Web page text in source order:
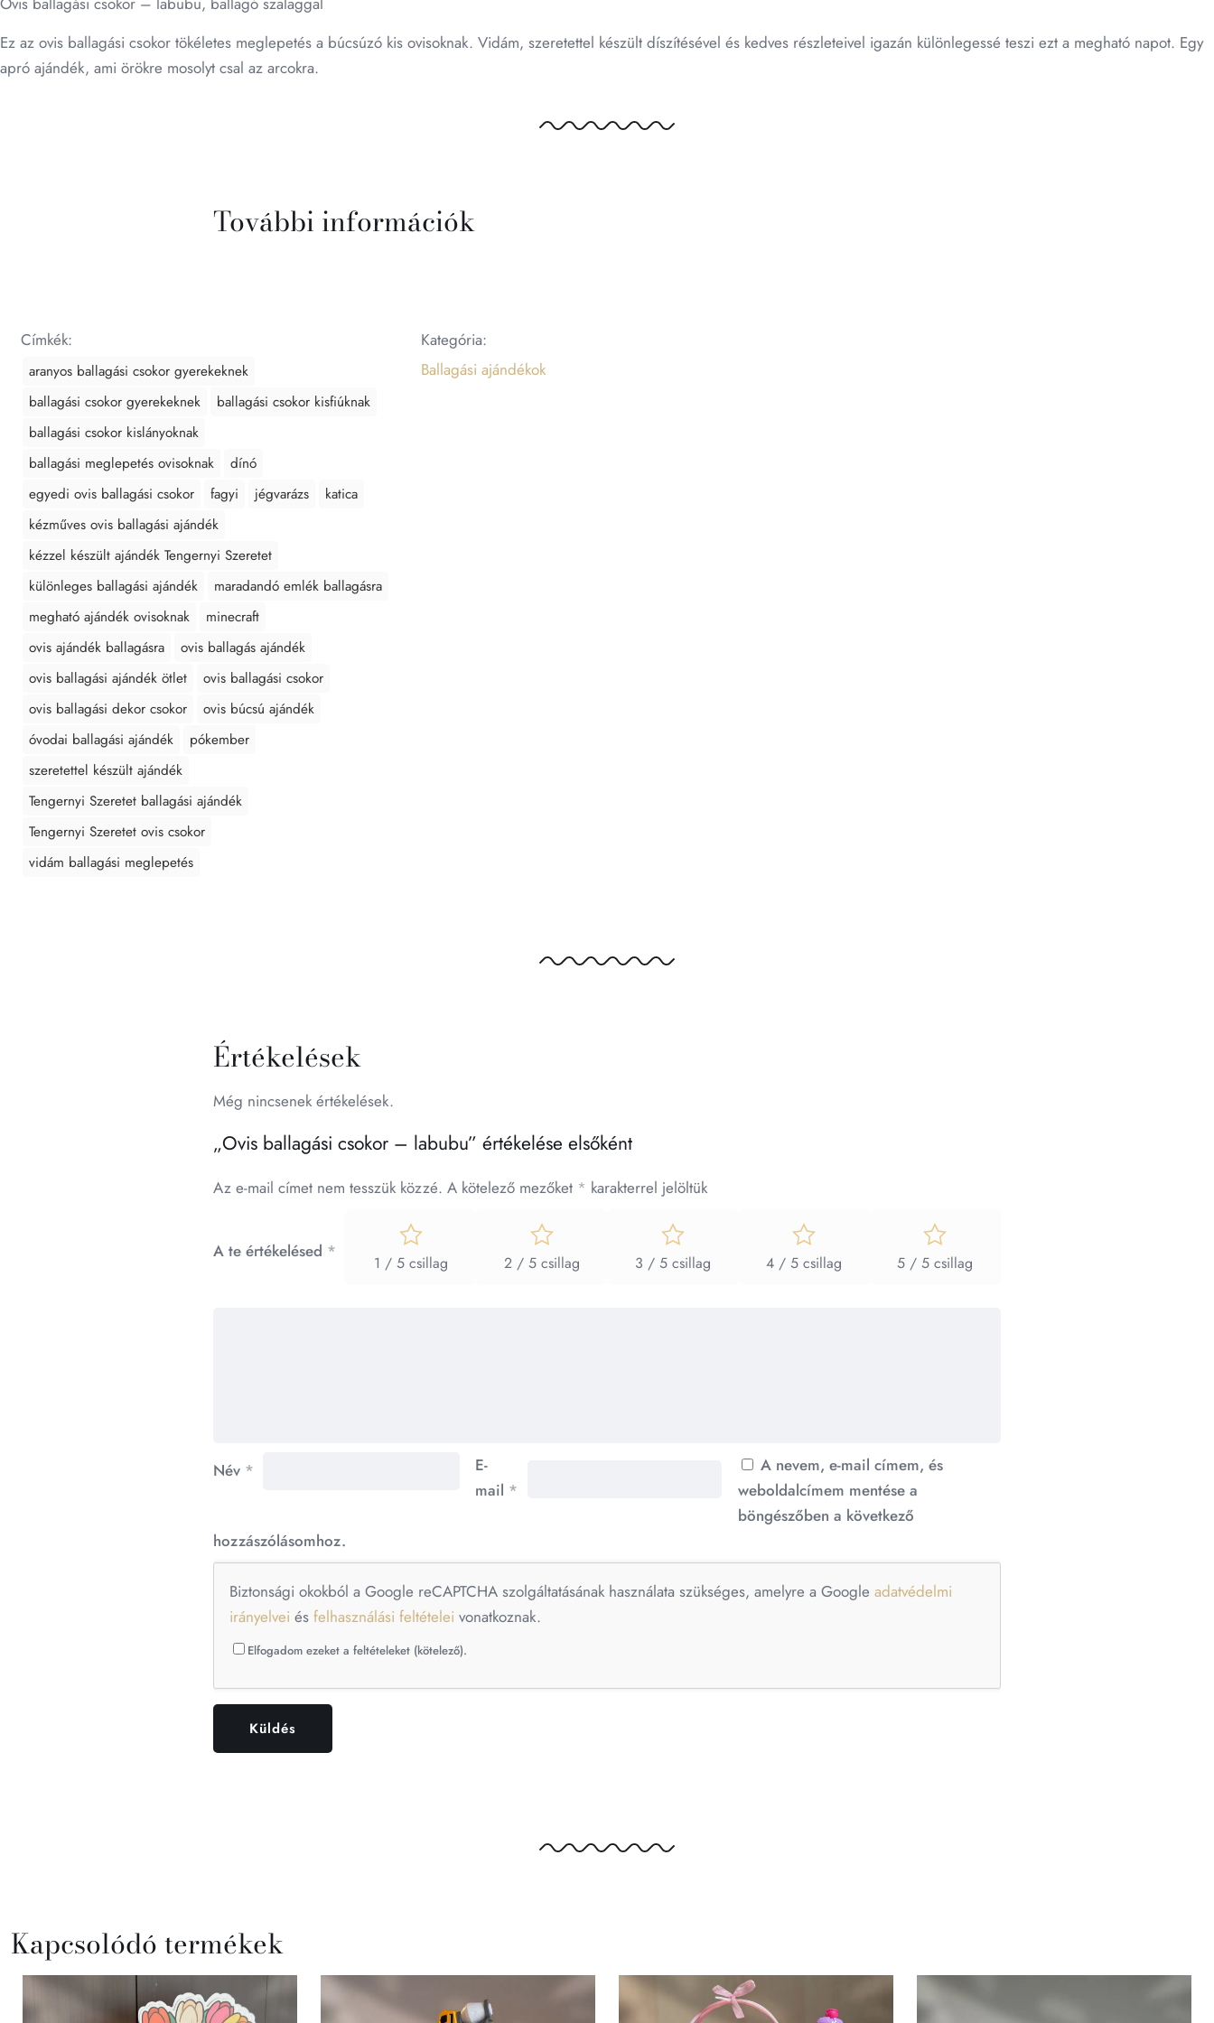
Ez az ovis ballagási csokor tökéletes meglepetés a búcsúzó kis ovisoknak. Vidám, szeretettel készült díszítésével és kedves részleteivel igazán különlegessé teszi ezt a megható napot. Egy
apró ajándék, ami örökre mosolyt csal az arcokra.
További információk
Címkék:
aranyos ballagási csokor gyerekeknek
ballagási csokor gyerekeknek
ballagási csokor kisfiúknak
ballagási csokor kislányoknak
ballagási meglepetés ovisoknak
dínó
egyedi ovis ballagási csokor
fagyi jégvarázs
katica
kézműves ovis ballagási ajándék
kézzel készült ajándék Tengernyi Szeretet
különleges ballagási ajándék
maradandó emlék ballagásra
megható ajándék ovisoknak
minecraft
ovis ajándék ballagásra
ovis ballagás ajándék
ovis ballagási ajándék ötlet
ovis ballagási csokor
ovis ballagási dekor csokor
ovis búcsú ajándék
óvodai ballagási ajándék
pókember
szeretettel készült ajándék
Tengernyi Szeretet ballagási ajándék
Tengernyi Szeretet ovis csokor
vidám ballagási meglepetés
Kategória:
Ballagási ajándékok
Értékelések
Még nincsenek értékelések.
„Ovis ballagási csokor – labubu” értékelése elsőként
Az e-mail címet nem tesszük közzé. A kötelező mezőket * karakterrel jelöltük
A te értékelésed *
1 / 5 csillag 2 / 5 csillag 3 / 5 csillag 4 / 5 csillag 5 / 5 csillag
Név *
E-
mail *
A nevem, e-mail címem, és
weboldalcímem mentése a
böngészőben a következő
hozzászólásomhoz.
Biztonsági okokból a Google reCAPTCHA szolgáltatásának használata szükséges, amelyre a Google adatvédelmi
irányelvei és felhasználási feltételei vonatkoznak.
Elfogadom ezeket a feltételeket (kötelező).
Kapcsolódó termékek